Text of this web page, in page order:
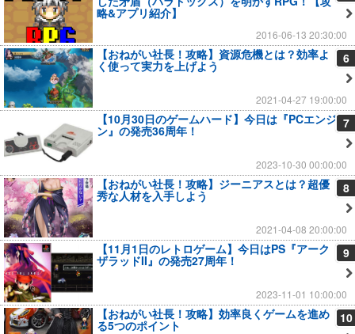
略&アプリ紹介】
2016-06-13 20:30:00
6
【おねがい社長！攻略】資源危機とは？効率よ
く使って実力を上げよう
2021-04-27 19:00:00
7
【10月30日のゲームハード】今日は『PCエンジ
ン』の発売36周年！
2023-10-30 00:00:00
8
【おねがい社長！攻略】ジーニアスとは？超優
秀な人材を入手しよう
2021-04-08 20:00:00
9
【11月1日のレトロゲーム】今日はPS『アーク
ザラッドII』の発売27周年！
2023-11-01 10:00:00
10
【おねがい社長！攻略】効率良くゲームを進め
る5つのポイント